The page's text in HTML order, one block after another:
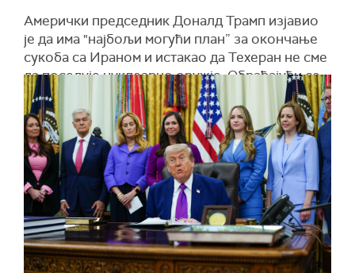
Al Jazeera
Амерички председник Доналд Трамп изјавио
је да има "најбољи могући план” за окончање
сукоба са Ираном и истакао да Техеран не сме
да поседује нуклеарно оружје. Обраћајући се
новинарима у Овалном кабинету, поновиo да
је ирански контрапредлог за окончање рата
"неприхватљив”, преносиСи-Ен-Ен.
Трамп је поручио да је суштина америчког
плана једноставна – спречити Иран да развије
нуклеарно оружје. Навео је и да сваки будући
споразум мора да подразумева јасну обавезу
Техерана да обустави нуклеарни програм.
Амерички председник оценио је и да је